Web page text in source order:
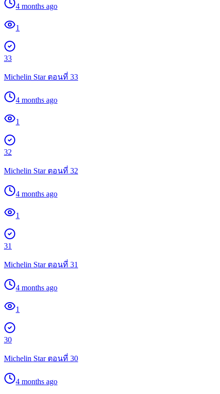
4 months ago
1
33
Michelin Star ตอนที่ 33
4 months ago
1
32
Michelin Star ตอนที่ 32
4 months ago
1
31
Michelin Star ตอนที่ 31
4 months ago
1
30
Michelin Star ตอนที่ 30
4 months ago